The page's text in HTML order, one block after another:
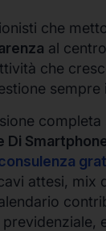
che
al
che
sempre
completa
Di
attesi, mix